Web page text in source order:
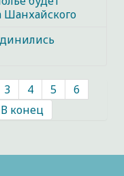
Шанхайского
3 4 5
6
В конец